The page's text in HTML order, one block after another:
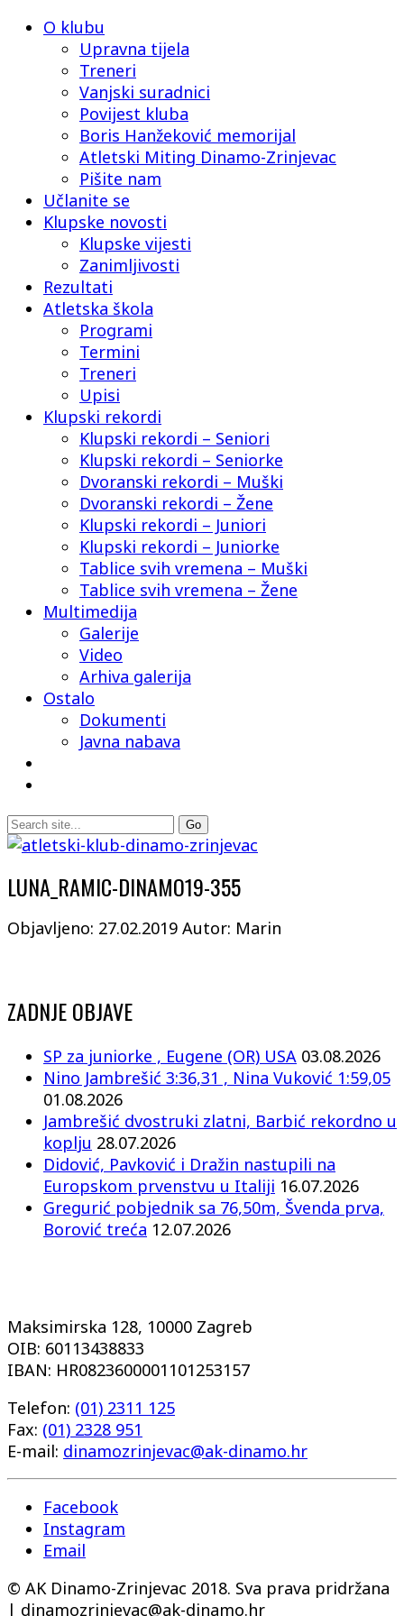
O klubu
Upravna tijela
Treneri
Vanjski suradnici
Povijest kluba
Boris Hanžeković memorijal
Atletski Miting Dinamo-Zrinjevac
Pišite nam
Učlanite se
Klupske novosti
Klupske vijesti
Zanimljivosti
Rezultati
Atletska škola
Programi
Termini
Treneri
Upisi
Klupski rekordi
Klupski rekordi – Seniori
Klupski rekordi – Seniorke
Dvoranski rekordi – Muški
Dvoranski rekordi – Žene
Klupski rekordi – Juniori
Klupski rekordi – Juniorke
Tablice svih vremena – Muški
Tablice svih vremena – Žene
Multimedija
Galerije
Video
Arhiva galerija
Ostalo
Dokumenti
Javna nabava
LUNA_RAMIC-DINAMO19-355
Objavljeno: 27.02.2019 Autor: Marin
ZADNJE OBJAVE
SP za juniorke , Eugene (OR) USA 03.08.2026
Nino Jambrešić 3:36,31 , Nina Vuković 1:59,05
01.08.2026
Jambrešić dvostruki zlatni, Barbić rekordno u
koplju 28.07.2026
Didović, Pavković i Dražin nastupili na
Europskom prvenstvu u Italiji 16.07.2026
Gregurić pobjednik sa 76,50m, Švenda prva,
Borović treća 12.07.2026
Maksimirska 128, 10000 Zagreb
OIB: 60113438833
IBAN: HR0823600001101253157
Telefon: (01) 2311 125
Fax: (01) 2328 951
E-mail: dinamozrinjevac@ak-dinamo.hr
Facebook
Instagram
Email
© AK Dinamo-Zrinjevac 2018. Sva prava pridržana
| dinamozrinjevac@ak-dinamo.hr